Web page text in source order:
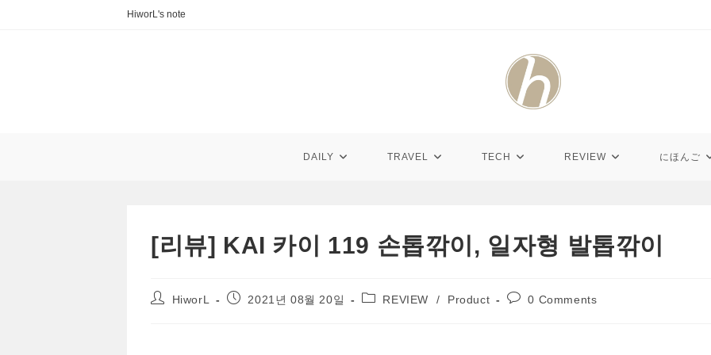
HiworL's note
DAILY TRAVEL TECH REVIEW にほんご
[리뷰] KAI 카이 119 손톱깎이, 일자형 발톱깎이
PostHiworL
Post2021년 08월 20일
PostREVIEW / Product
Post0 Comments